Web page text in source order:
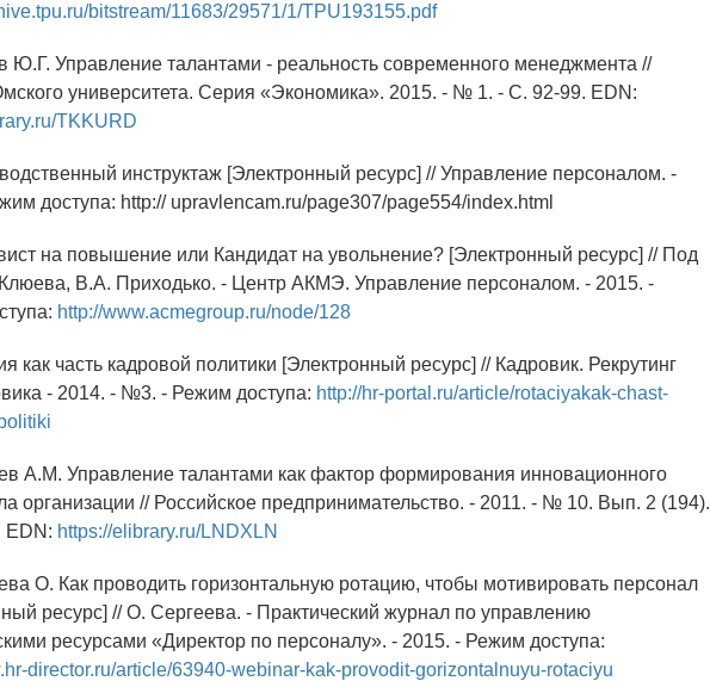
bitstream/11683/29571/1/TPU193155.pdf
Ю.Г. Управление талантами - реальность современного менеджмента //
университета. Серия «Экономика». 2015. - № 1. - С. 92-99. EDN:
TKKURD
инструктаж [Электронный ресурс] // Управление персоналом. -
доступа: http:// upravlencam.ru/page307/page554/index.html
на повышение или Кандидат на увольнение? [Электронный ресурс] // Под
В.А. Приходько. - Центр АКМЭ. Управление персоналом. - 2015. -
http://www.acmegroup.ru/node/128
как часть кадровой политики [Электронный ресурс] // Кадровик. Рекрутинг
- 2014. - №3. - Режим доступа: http://hr-portal.ru/article/rotaciyakak-chast-
А.М. Управление талантами как фактор формирования инновационного
организации // Российское предпринимательство. - 2011. - № 10. Вып. 2 (194).
EDN: https://elibrary.ru/LNDXLN
О. Как проводить горизонтальную ротацию, чтобы мотивировать персонал
ресурс] // О. Сергеева. - Практический журнал по управлению
ресурсами «Директор по персоналу». - 2015. - Режим доступа:
director.ru/article/63940-webinar-kak-provodit-gorizontalnuyu-rotaciyu